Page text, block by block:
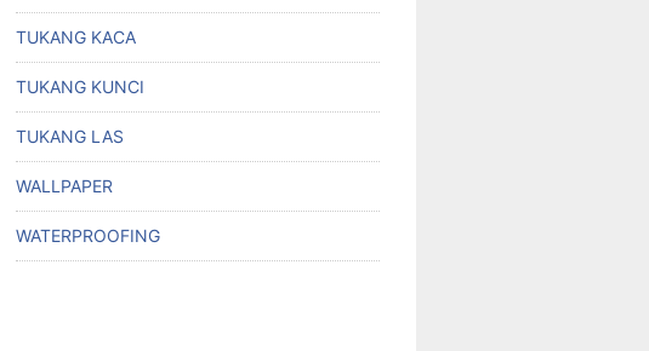
TUKANG KACA
TUKANG KUNCI
TUKANG LAS
WALLPAPER
WATERPROOFING